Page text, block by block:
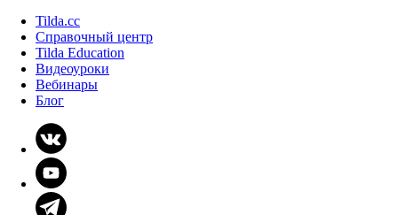
Tilda.cc
Справочный центр
Tilda Education
Видеоуроки
Вебинары
Блог